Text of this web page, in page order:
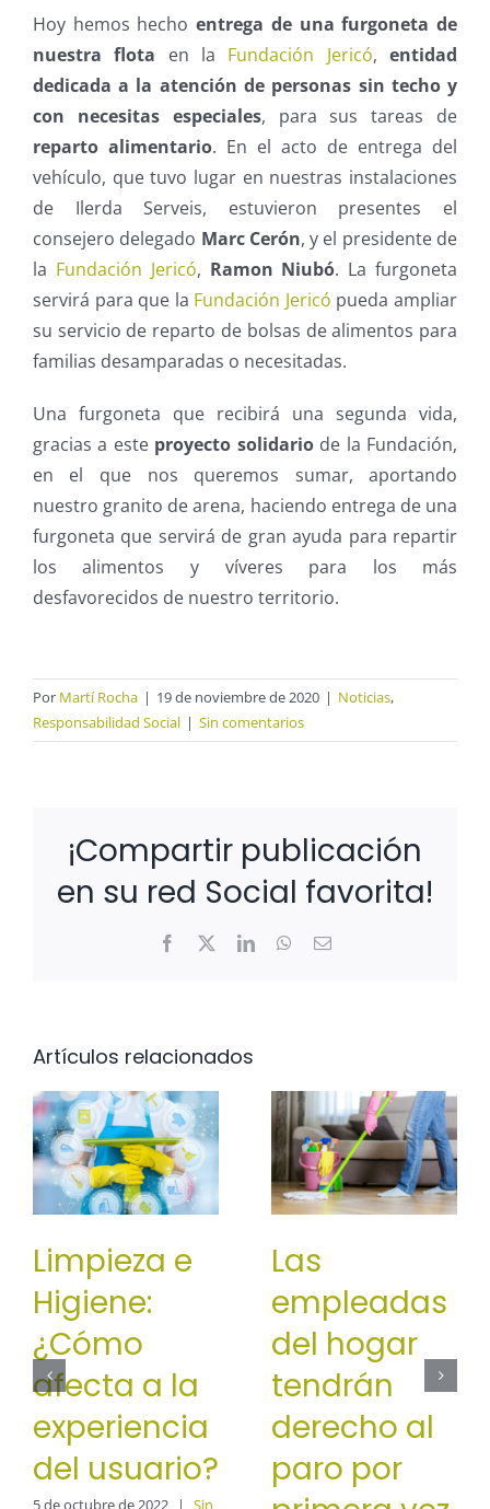
Hoy hemos hechoentrega de una furgoneta de
nuestra flota en la Fundación Jericó,entidad
dedicada a la atención de personas sin techo y
con necesitas especiales, para sus tareas de
reparto alimentario. En el acto de entrega del
vehículo, que tuvo lugar en nuestras instalaciones
de Ilerda Serveis, estuvieron presentes el
consejero delegado Marc Cerón, y el presidente de
la Fundación Jericó, Ramon Niubó. La furgoneta
servirá para que la Fundación Jericó pueda ampliar
su servicio de reparto de bolsas de alimentos para
familias desamparadas o necesitadas.
Una furgoneta que recibirá una segunda vida,
gracias a este proyecto solidariode la Fundación,
en el que nos queremos sumar, aportando
nuestro granito de arena, haciendo entrega de una
furgoneta que servirá de gran ayuda para repartir
los alimentos y víveres para los más
desfavorecidos de nuestro territorio.
Por Martí Rocha | 19 de noviembre de 2020 | Noticias,
Responsabilidad Social | Sin comentarios
¡Compartir publicación
en su red Social favorita!
Facebook LinkedInWhatsApp
Correo
Artículos relacionados
Limpieza e
Higiene:
¿Cómo
afecta a la
experiencia
del usuario?
5 de octubre de 2022 | Sin
Las
empleadas
del hogar
tendrán
derecho al
paro por